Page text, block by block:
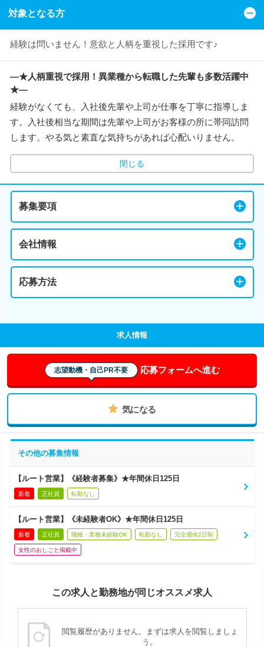
対象となる方
経験は問いません！意欲と人柄を重視した採用です♪
―★人柄重視で採用！異業種から転職した先輩も多数活躍中
★―
経験がなくても、入社後先輩や上司が仕事を丁寧に指導しま
す。入社後相当な期間は先輩や上司がお客様の所に帯同訪問
します。やる気と素直な気持ちがあれば心配いりません。
閉じる
募集要項
会社情報
応募方法
求人情報
志望動機・自己PR不要 応募フォームへ進む
気になる
その他の募集情報
【ルート営業】《経験者募集》★年間休日125日
新着 正社員 転勤なし
【ルート営業】《未経験者OK》★年間休日125日
新着 正社員 職種・業種未経験OK 転勤なし 完全週休2日制
女性のおしごと掲載中
この求人と勤務地が同じオススメ求人
閲覧履歴がありません。まずは求人を閲覧しましょ
う。